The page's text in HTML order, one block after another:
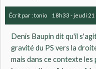
Écrit par :tonio 18h33 -jeudi 21
Denis Baupin dit qu'il
gravité du PS vers la
mais dans ce contexte